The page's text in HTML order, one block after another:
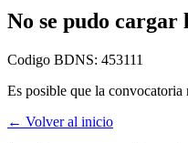
No se pudo cargar
Codigo BDNS: 453111
Es posible que la
← Volver al inicio